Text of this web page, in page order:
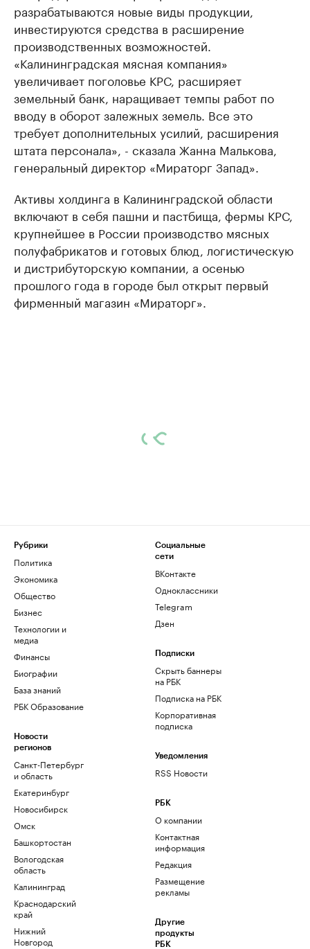
разрабатываются новые виды продукции,
инвестируются средства в расширение
производственных возможностей.
«Калининградская мясная компания»
увеличивает поголовье КРС, расширяет
земельный банк, наращивает темпы работ по
вводу в оборот залежных земель. Все это
требует дополнительных усилий, расширения
штата персонала», - сказала Жанна Малькова,
генеральный директор «Мираторг Запад».
Активы холдинга в Калининградской области
включают в себя пашни и пастбища, фермы КРС,
крупнейшее в России производство мясных
полуфабрикатов и готовых блюд, логистическую
и дистрибуторскую компании, а осенью
прошлого года в городе был открыт первый
фирменный магазин «Мираторг».
Рубрики
Политика
Экономика
Общество
Бизнес
Технологии и
медиа
Финансы
Биографии
База знаний
РБК Образование
Новости
регионов
Санкт-Петербург
и область
Екатеринбург
Новосибирск
Омск
Башкортостан
Вологодская
область
Калининград
Краснодарский
край
Нижний
Новгород
Социальные
сети
ВКонтакте
Одноклассники
Telegram
Дзен
Подписки
Скрыть баннеры
на РБК
Подписка на РБК
Корпоративная
подписка
Уведомления
RSS Новости
РБК
О компании
Контактная
информация
Редакция
Размещение
рекламы
Другие
продукты
РБК